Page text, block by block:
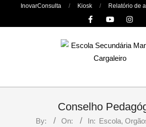
InovarConsulta Kiosk Relatório de
Primary
Conselho
By: On: In: Escola,